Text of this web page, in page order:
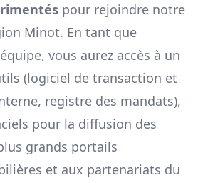
pour rejoindre notre
Minot. En tant que
vous aurez accès à un
(logiciel de transaction et
registre des mandats),
pour la diffusion des
grands portails
et aux partenariats du